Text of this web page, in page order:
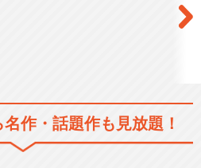
名作・話題作も見放題！